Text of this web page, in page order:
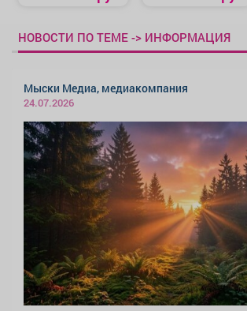
НОВОСТИ ПО ТЕМЕ -> ИНФОРМАЦИЯ
Мыски Медиа, медиакомпания
24.07.2026